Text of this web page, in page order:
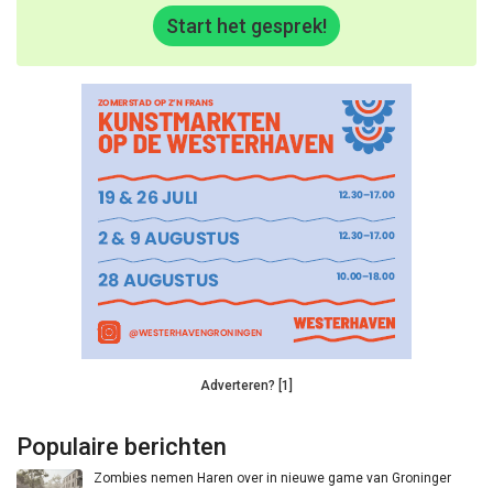
Start het gesprek!
Adverteren? [1]
Populaire berichten
Zombies nemen Haren over in nieuwe game van Groninger